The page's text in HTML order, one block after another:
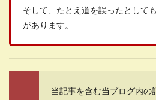
そして、たとえ道を誤ったとして
があります。
当記事を含む当ブログ内の